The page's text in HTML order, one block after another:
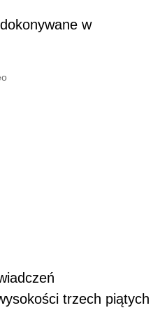
w
trzech piątych